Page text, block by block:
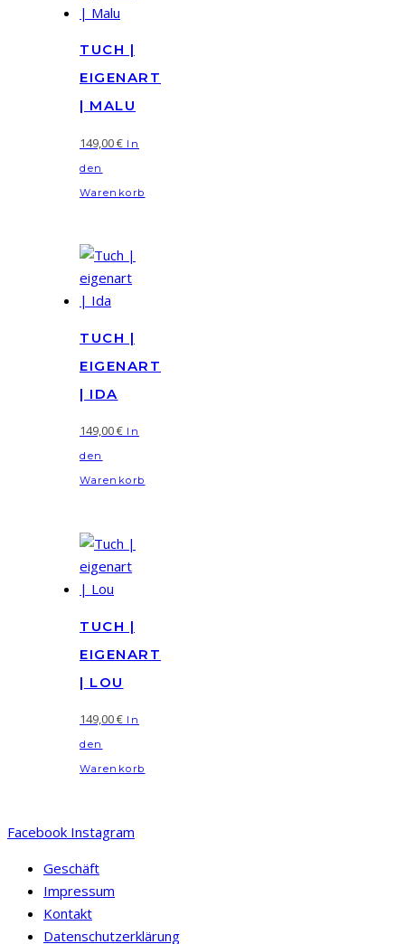
TUCH |
EIGENART
| MALU
149,00€ In
den
Warenkorb
TUCH |
EIGENART
| IDA
149,00€ In
den
Warenkorb
TUCH |
EIGENART
| LOU
149,00€ In
den
Warenkorb
Facebook Instagram
Geschäft
Impressum
Kontakt
Datenschutzerklärung